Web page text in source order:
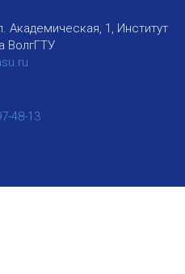
Академическая, 1, Институт
ВолгГТУ
48-13